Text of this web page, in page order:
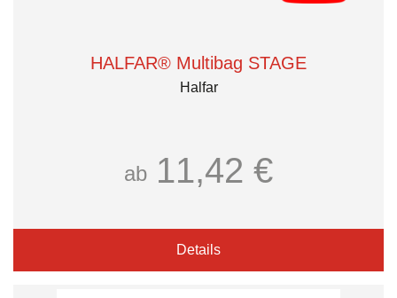
HALFAR® Multibag STAGE
Halfar
ab 11,42 €
Details